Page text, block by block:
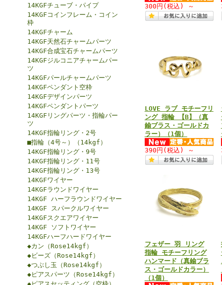
14KGFチューブ・パイプ
14KGFコインフレーム・コイン
枠
14KGFチャーム
14KGF天然石チャームパーツ
14KGF合成宝石チャームパーツ
14KGFジルコニアチャームパー
ツ
14KGFパールチャームパーツ
14KGFペンダント空枠
14KGFデザインパーツ
14KGFペンダントパーツ
14KGFリングパーツ・指輪パー
ツ
14KGF指輪リング・2号
■指輪（4号～）（14kgf）
14KGF指輪リング・9号
14KGF指輪リング・11号
14KGF指輪リング・13号
14KGFワイヤー
14KGFラウンドワイヤー
14KGF ハーフラウンドワイヤー
14KGF スパークルワイヤー
14KGFスクエアワイヤー
14KGF ソフトワイヤー
14KGFハーフハードワイヤー
◆カン（Rose14kgf）
◆ビーズ（Rose14kgf）
◆つぶし玉（Rose14kgf）
◆ピアスパーツ（Rose14kgf）
300円 (税込) ～
LOVE ラブ モチーフリ
ング 指輪 【B】（真
鍮ブラス・ゴールドカ
ラー）（1個）
390円 (税込) ～
フェザー 羽 リング
指輪 モチーフリング
ハンマード（真鍮ブラ
ス・ゴールドカラー）
（1個）